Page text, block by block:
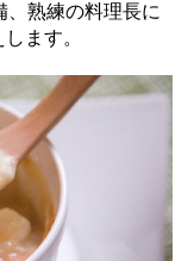
、熟練の料理長に
ます。